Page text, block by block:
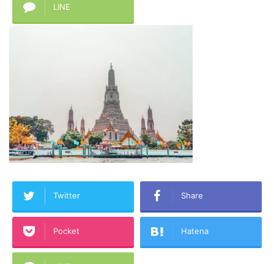
LINE
Twitter Share
Pocket Hatena